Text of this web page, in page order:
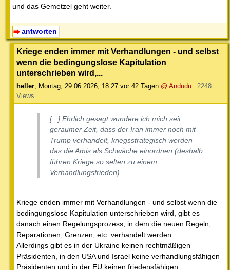
und das Gemetzel geht weiter.
antworten
Kriege enden immer mit Verhandlungen - und selbst
wenn die bedingungslose Kapitulation
unterschrieben wird,...
heller, Montag, 29.06.2026, 18:27 vor 42 Tagen @ Andudu
2248
Views
[...] Ehrlich gesagt wundere ich mich seit
geraumer Zeit, dass der Iran immer noch mit
Trump verhandelt, kriegsstrategisch werden
das die Amis als Schwäche einordnen (deshalb
führen Kriege so selten zu einem
Verhandlungsfrieden).
Kriege enden immer mit Verhandlungen - und selbst wenn die
bedingungslose Kapitulation unterschrieben wird, gibt es
danach einen Regelungsprozess, in dem die neuen Regeln,
Reparationen, Grenzen, etc. verhandelt werden.
Allerdings gibt es in der Ukraine keinen rechtmäßigen
Präsidenten, in den USA und Israel keine verhandlungsfähigen
Präsidenten und in der EU keinen friedensfähigen